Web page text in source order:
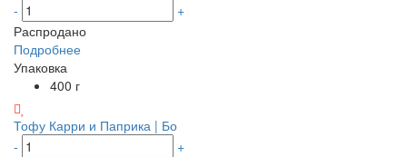
-
+
Распродано
Подробнее
Упаковка
400 г
Тофу Карри и Паприка | Бо
-
+